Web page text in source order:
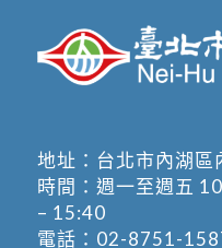
地址： 台北市內湖區
時間：週一至週五
– 15:40
電話： 02-8751-